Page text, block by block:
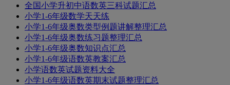
全国小学升初中语数英三科试题汇总
小学1-6年级数学天天练
小学1-6年级奥数类型例题讲解整理汇总
小学1-6年级奥数练习题整理汇总
小学1-6年级奥数知识点汇总
小学1-6年级语数英教案汇总
小学语数英试题资料大全
小学1-6年级语数英期末试题整理汇总